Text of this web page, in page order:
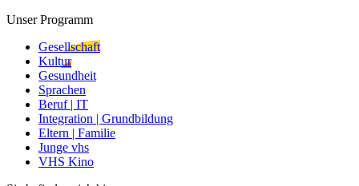
Unser Programm
Gesellschaft
Kultur
Gesundheit
Sprachen
Beruf | IT
Integration | Grundbildung
Eltern | Familie
Junge vhs
VHS Kino